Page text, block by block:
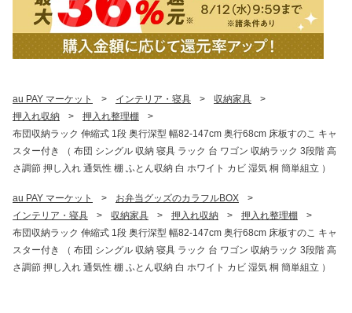
au PAY マーケット > インテリア・寝具 > 収納家具
>
押入れ収納
> 押入れ整理棚
>
布団収納ラック 伸縮式 1段 奥行深型 幅82-147cm 奥行68cm 床板すのこ キャ
スター付き （ 布団 シングル 収納 寝具 ラック 台 ワゴン 収納ラック 3段階 高
さ調節 押し入れ 通気性 棚 ふとん収納 白 ホワイト カビ 湿気 桐 簡単組立 ）
au PAY マーケット > お弁当グッズのカラフルBOX
>
インテリア・寝具
> 収納家具 > 押入れ収納 > 押入れ整理棚
>
布団収納ラック 伸縮式 1段 奥行深型 幅82-147cm 奥行68cm 床板すのこ キャ
スター付き （ 布団 シングル 収納 寝具 ラック 台 ワゴン 収納ラック 3段階 高
さ調節 押し入れ 通気性 棚 ふとん収納 白 ホワイト カビ 湿気 桐 簡単組立 ）